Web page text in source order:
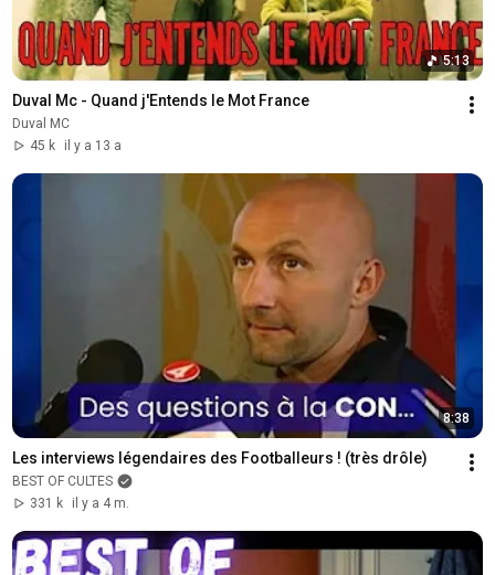
5:13
Duval Mc - Quand j'Entends le Mot France
Duval MC
45 k
il y a 13 a
8:38
Les interviews légendaires des Footballeurs ! (très drôle)
BEST OF CULTES
331 k
il y a 4 m.